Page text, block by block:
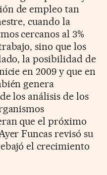
de empleo tan
cuando la
cercanos al 3%
sino que los
la posibilidad de
en 2009 y que en
genera
los análisis de los
que el próximo
Funcas revisó su
el crecimiento